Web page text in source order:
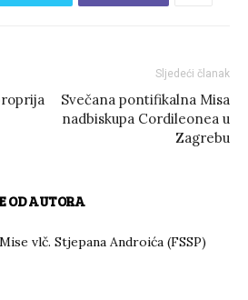
Sljedeći članak
Svečana pontifikalna Misa
nadbiskupa Cordileonea u
Zagrebu
OD AUTORA
vlč. Stjepana Androića (FSSP)